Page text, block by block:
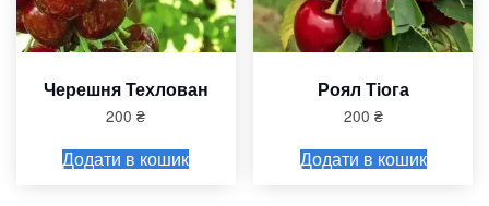
Черешня Техлован
200₴
Додати в кошик
Роял Тіога
200 ₴
Додати в кошик